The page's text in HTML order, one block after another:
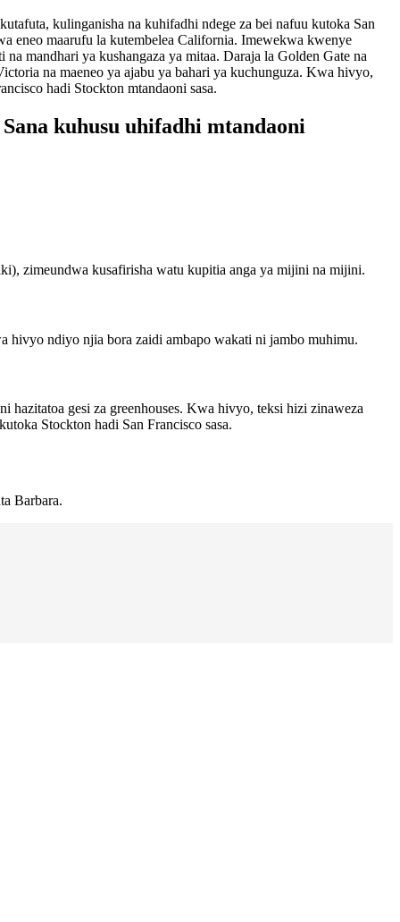
kulinganisha na kuhifadhi ndege za bei nafuu kutoka San
eneo maarufu la kutembelea California. Imewekwa kwenye
mandhari ya kushangaza ya mitaa. Daraja la Golden Gate na
na maeneo ya ajabu ya bahari ya kuchunguza. Kwa hivyo,
hadi Stockton mtandaoni sasa.
kuhusu uhifadhi mtandaoni
zimeundwa kusafirisha watu kupitia anga ya mijini na mijini.
hivyo ndiyo njia bora zaidi ambapo wakati ni jambo muhimu.
hazitatoa gesi za greenhouses. Kwa hivyo, teksi hizi zinaweza
Stockton hadi San Francisco sasa.
Barbara.